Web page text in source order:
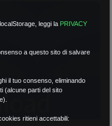
leggi la PRIVACY
a questo sito di salvare
il tuo consenso, eliminando
(alcune parti del sito
ritieni accettabili: